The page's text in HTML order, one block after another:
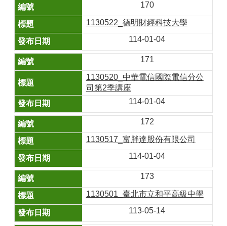
170
1130522_德明財經科技大學
114-01-04
171
1130520_中華電信國際電信分公
司第2季講座
114-01-04
172
1130517_富胖達股份有限公司
114-01-04
173
1130501_臺北市立和平高級中學
113-05-14